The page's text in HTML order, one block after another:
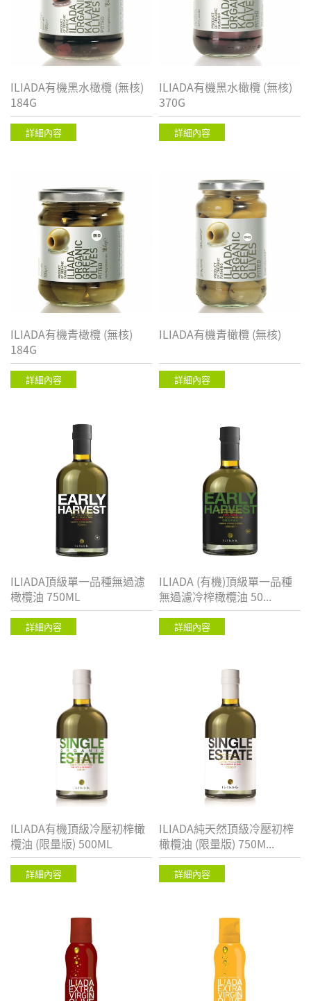
ILIADA有機黑水橄欖 (無核)
184G
詳細內容
ILIADA有機黑水橄欖 (無核)
370G
詳細內容
ILIADA有機青橄欖 (無核)
184G
詳細內容
ILIADA有機青橄欖 (無核)
詳細內容
ILIADA頂級單一品種無過濾
橄欖油 750ML
詳細內容
ILIADA (有機)頂級單一品種
無過濾冷榨橄欖油 50...
詳細內容
ILIADA有機頂級冷壓初榨橄
欖油 (限量版) 500ML
詳細內容
ILIADA純天然頂級冷壓初榨
橄欖油 (限量版) 750M...
詳細內容